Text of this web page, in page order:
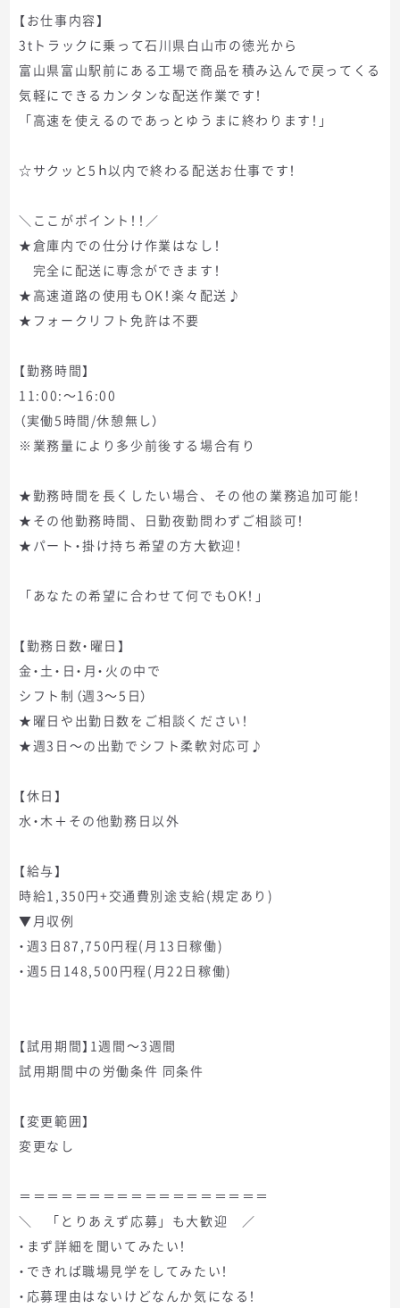
【お仕事内容】
3tトラックに乗って石川県白山市の徳光から
富山県富山駅前にある工場で商品を積み込んで戻ってくる
気軽にできるカンタンな配送作業です！
「高速を使えるのであっとゆうまに終わります！」
☆サクッと5ｈ以内で終わる配送お仕事です！
＼ここがポイント！！／
★倉庫内での仕分け作業はなし！
完全に配送に専念ができます！
★高速道路の使用もOK！楽々配送♪
★フォークリフト免許は不要
【勤務時間】
11:00:～16:00
（実働5時間/休憩無し）
※業務量により多少前後する場合有り
★勤務時間を長くしたい場合、その他の業務追加可能！
★その他勤務時間、日勤夜勤問わずご相談可！
★パート・掛け持ち希望の方大歓迎！
「あなたの希望に合わせて何でもOK！」
【勤務日数・曜日】
金・土・日・月・火の中で
シフト制（週3～5日）
★曜日や出勤日数をご相談ください！
★週3日～の出勤でシフト柔軟対応可♪
【休日】
水・木＋その他勤務日以外
【給与】
時給1,350円+交通費別途支給(規定あり)
▼月収例
・週3日87,750円程(月13日稼働)
・週5日148,500円程(月22日稼働)
【試用期間】1週間～3週間
試用期間中の労働条件 同条件
【変更範囲】
変更なし
＝＝＝＝＝＝＝＝＝＝＝＝＝＝＝＝＝＝
＼ 「とりあえず応募」も大歓迎 ／
・まず詳細を聞いてみたい！
・できれば職場見学をしてみたい！
・応募理由はないけどなんか気になる！